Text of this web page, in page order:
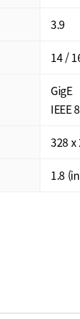
3.9
14 /
GigE
IEEE
328 x
1.8